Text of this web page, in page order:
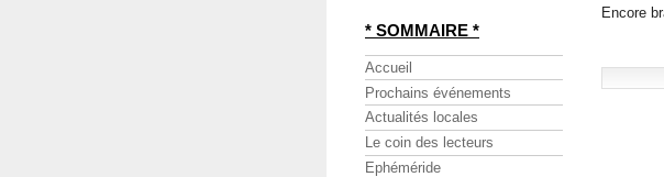
Encore
* SOMMAIRE *
Accueil
Prochains événements
Actualités locales
Le coin des lecteurs
Ephéméride